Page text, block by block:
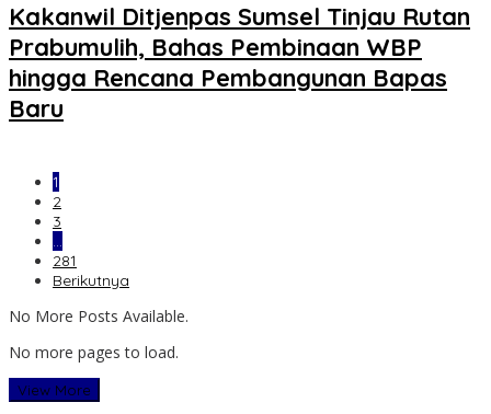
Kakanwil Ditjenpas Sumsel Tinjau Rutan
Prabumulih, Bahas Pembinaan WBP
hingga Rencana Pembangunan Bapas
Baru
1
2
3
281
Berikutnya
No More Posts Available.
No more pages to load.
View More